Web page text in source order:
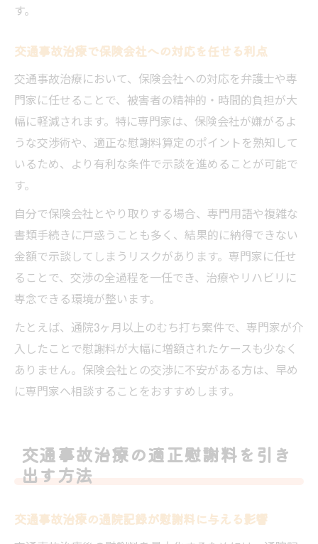
す。
交通事故治療で保険会社への対応を任せる利点
交通事故治療において、保険会社への対応を弁護士や専
門家に任せることで、被害者の精神的・時間的負担が大
幅に軽減されます。特に専門家は、保険会社が嫌がるよ
うな交渉術や、適正な慰謝料算定のポイントを熟知して
いるため、より有利な条件で示談を進めることが可能で
す。
自分で保険会社とやり取りする場合、専門用語や複雑な
書類手続きに戸惑うことも多く、結果的に納得できない
金額で示談してしまうリスクがあります。専門家に任せ
ることで、交渉の全過程を一任でき、治療やリハビリに
専念できる環境が整います。
たとえば、通院3ヶ月以上のむち打ち案件で、専門家が介
入したことで慰謝料が大幅に増額されたケースも少なく
ありません。保険会社との交渉に不安がある方は、早め
に専門家へ相談することをおすすめします。
交通事故治療の適正慰謝料を引き
出す方法
交通事故治療の通院記録が慰謝料に与える影響